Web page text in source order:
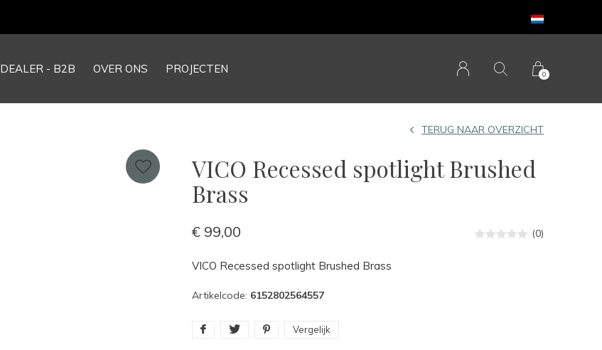
DEALER - B2B OVER ONS PROJECTEN 0
VICO Recessed spotlight Brushed
Brass
TERUG NAAR OVERZICHT
€ 99,00 (0)
VICO Recessed spotlight Brushed Brass
Artikelcode: 6152802564557
Vergelijk